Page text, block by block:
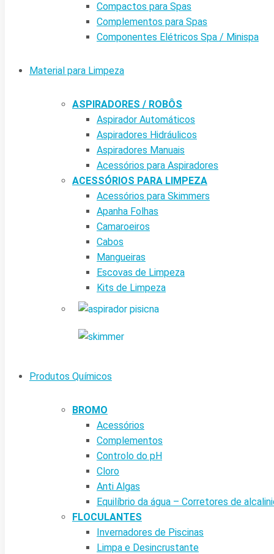
Compactos para Spas
Complementos para Spas
Componentes Elétricos Spa / Minispa
Material para Limpeza
ASPIRADORES / ROBÔS
Aspirador Automáticos
Aspiradores Hidráulicos
Aspiradores Manuais
Acessórios para Aspiradores
ACESSÓRIOS PARA LIMPEZA
Acessórios para Skimmers
Apanha Folhas
Camaroeiros
Cabos
Mangueiras
Escovas de Limpeza
Kits de Limpeza
Produtos Químicos
BROMO
Acessórios
Complementos
Controlo do pH
Cloro
Anti Algas
Equilíbrio da água – Corretores de
FLOCULANTES
Invernadores de Piscinas
Limpa e Desincrustante